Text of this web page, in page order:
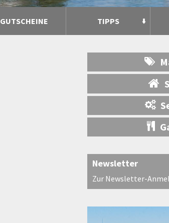
GUTSCHEINE TIPPS
Newsletter
Zur Newsletter-